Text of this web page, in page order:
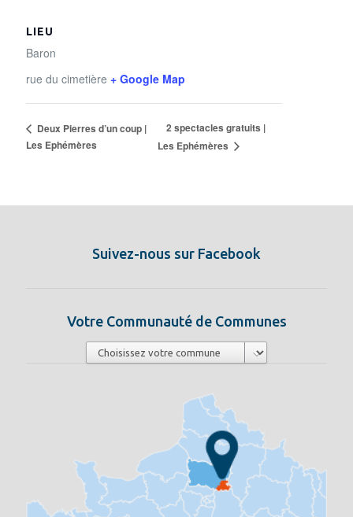
LIEU
Baron
rue du cimetière + Google Map
Deux Pierres d’un coup |
Les Ephémères
2 spectacles gratuits |
Les Ephémères
Suivez-nous sur Facebook
Votre Communauté de Communes